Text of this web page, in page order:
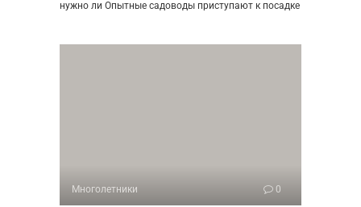
нужно ли Опытные садоводы приступают к посадке
Многолетники 0